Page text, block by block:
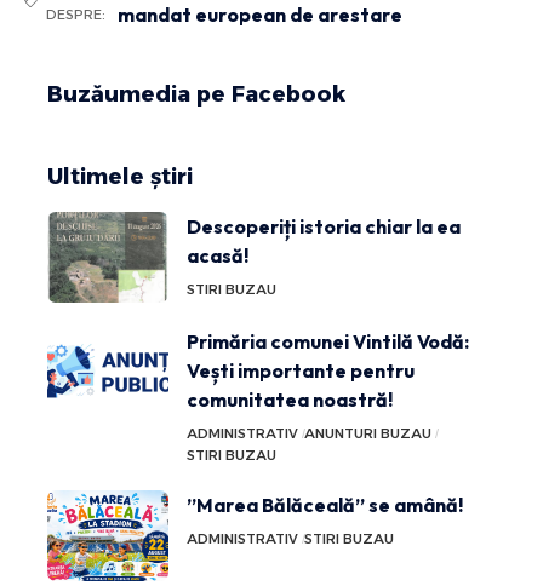
DESPRE:
mandat european de arestare
Buzăumedia pe Facebook
Ultimele știri
Descoperiți istoria chiar la ea
acasă!
STIRI BUZAU
Primăria comunei Vintilă Vodă:
Vești importante pentru
comunitatea noastră!
ADMINISTRATIV ANUNTURI BUZAU
STIRI BUZAU
”Marea Bălăceală” se amână!
ADMINISTRATIV STIRI BUZAU